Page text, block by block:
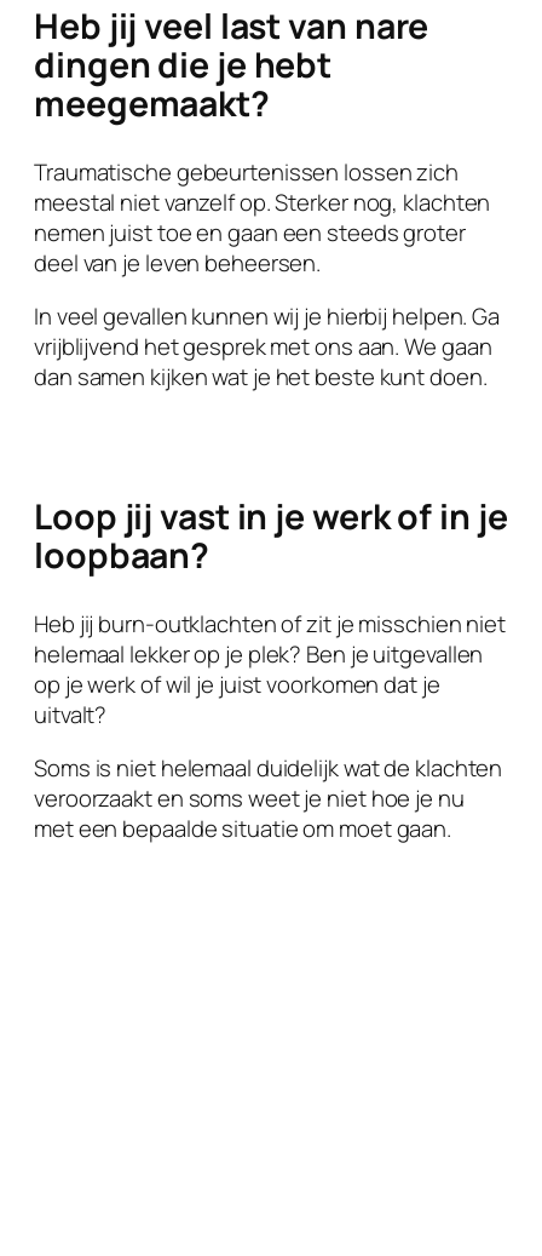
Heb jij veel last van nare
dingen die je hebt
meegemaakt?
Traumatische gebeurtenissen lossen zich
meestal niet vanzelf op. Sterker nog, klachten
nemen juist toe en gaan een steeds groter
deel van je leven beheersen.
In veel gevallen kunnen wij je hierbij helpen. Ga
vrijblijvend het gesprek met ons aan. We gaan
dan samen kijken wat je het beste kunt doen.
Loop jij vast in je werk of in je
loopbaan?
Heb jij burn-outklachten of zit je misschien niet
helemaal lekker op je plek? Ben je uitgevallen
op je werk of wil je juist voorkomen dat je
uitvalt?
Soms is niet helemaal duidelijk wat de klachten
veroorzaakt en soms weet je niet hoe je nu
met een bepaalde situatie om moet gaan.